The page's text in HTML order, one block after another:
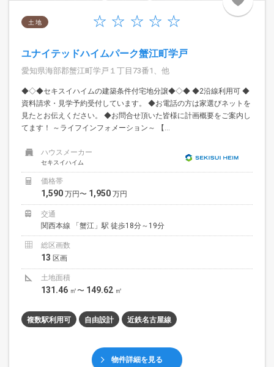
土 地
ユナイテッドハイムパーク蟹江町学戸
愛知県海部郡蟹江町学戸１丁目73番1、他
◆◇◆セキスイハイムの建築条件付宅地分譲◆◇◆ ◆2沿線利用可 ◆
資料請求・見学予約受付しています。 ◆お電話の方は家選びネットを
見たとお伝えください。 ◆お問合せ頂いた皆様に計画概要をご案内し
てます！ ～ライフインフォメーション～ 【...
ハウスメーカー
セキスイハイム
価格帯
1,590 万円〜 1,950 万円
交通
関西本線 「蟹江」駅 徒歩18分～19分
総区画数
13 区画
土地面積
131.46 ㎡〜 149.62 ㎡
複数駅利用可 自由設計 近鉄名古屋線
物件詳細を見る